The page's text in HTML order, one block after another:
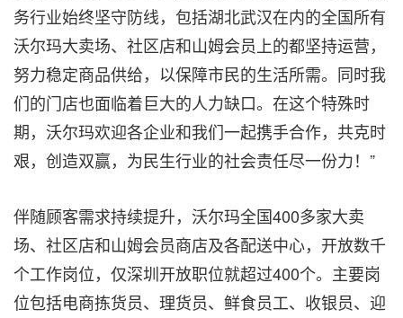
务行业始终坚守防线，包括湖北武汉在内的全国所有
沃尔玛大卖场、社区店和山姆会员上的都坚持运营，
努力稳定商品供给，以保障市民的生活所需。同时我
们的门店也面临着巨大的人力缺口。在这个特殊时
期，沃尔玛欢迎各企业和我们一起携手合作，共克时
艰，创造双赢，为民生行业的社会责任尽一份力！”
伴随顾客需求持续提升，沃尔玛全国400多家大卖
场、社区店和山姆会员商店及各配送中心，开放数千
个工作岗位，仅深圳开放职位就超过400个。主要岗
位包括电商拣货员、理货员、鲜食员工、收银员、迎